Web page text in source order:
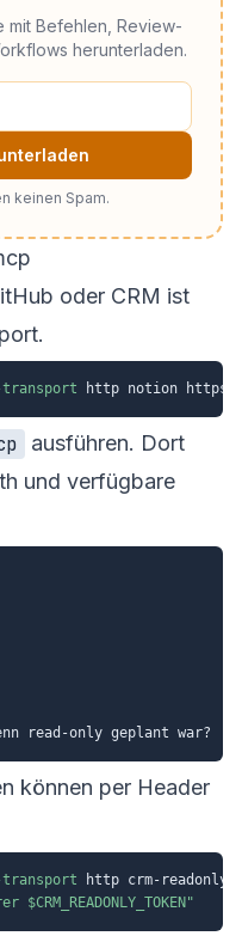
mit Befehlen, Review-
herunterladen.
keinen Spam.
oder CRM ist
ausführen. Dort
und verfügbare
können per Header
http crm-readonly
$CRM_READONLY_TOKEN "